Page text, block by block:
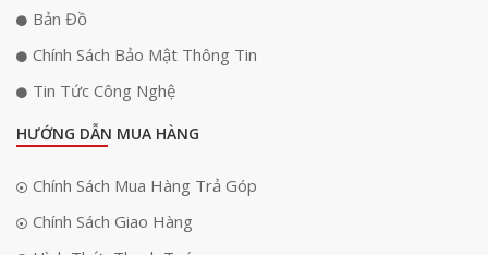
Bản Đồ
Chính Sách Bảo Mật Thông Tin
Tin Tức Công Nghệ
HƯỚNG DẪN MUA HÀNG
Chính Sách Mua Hàng Trả Góp
Chính Sách Giao Hàng